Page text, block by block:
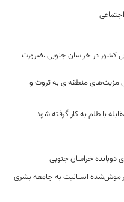
کشور در خراسان جنوبی ،ضرورت
مزیت‌های منطقه‌ای به ثروت و
با ظلم به کار گرفته شود
انسانیت به جامعه بشری